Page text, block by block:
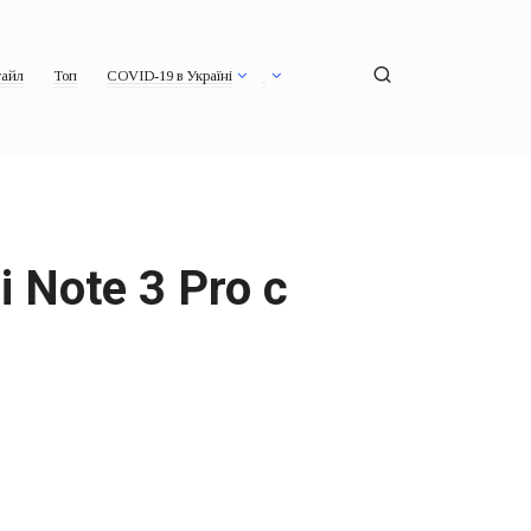
Топ COVID-19 в Україні
3 Pro с